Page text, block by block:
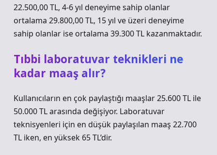
22.500,00 TL, 4-6 yıl deneyime sahip olanlar
ortalama 29.800,00 TL, 15 yıl ve üzeri deneyime
sahip olanlar ise ortalama 39.300 TL kazanmaktadır.
Tıbbi laboratuvar teknikleri ne
kadar maaş alır?
Kullanıcıların en çok paylaştığı maaşlar 25.600 TL ile
50.000 TL arasında değişiyor. Laboratuvar
teknisyenleri için en düşük paylaşılan maaş 22.700
TL iken, en yüksek 65 TL’dir.